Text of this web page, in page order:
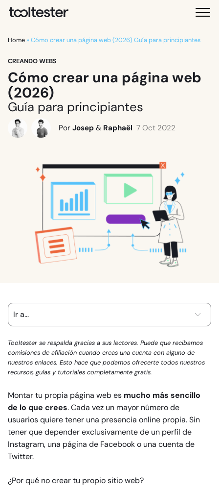
T
t
e
s
t
e
M
n
Home » Cómo crear una página web (2026) Guía para principiantes
CREANDO WEBS
Cómo crear una página web
(2026)
Guía para principiantes
Por Josep & Raphaël 7 Oct 2022
Tooltester se respalda gracias a sus lectores. Puede que recibamos
comisiones de afiliación cuando creas una cuenta con alguno de
nuestros enlaces. Esto hace que podamos ofrecerte todos nuestros
recursos, guías y tutoriales completamente gratis.
Montar tu propia página web es mucho más sencillo
de lo que crees. Cada vez un mayor número de
usuarios quiere tener una presencia online propia. Sin
tener que depender exclusivamente de un perfil de
Instagram, una página de Facebook o una cuenta de
Twitter.
¿Por qué no crear tu propio sitio web?